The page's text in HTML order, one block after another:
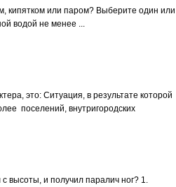
кипятком или паром? Выберите один или
водой не менее ...
это: Ситуация, в результате которой
поселений, внутригородских
высоты, и получил паралич ног? 1.